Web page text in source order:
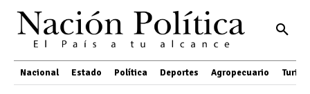
Nacional Estado Política Deportes Agropecuario